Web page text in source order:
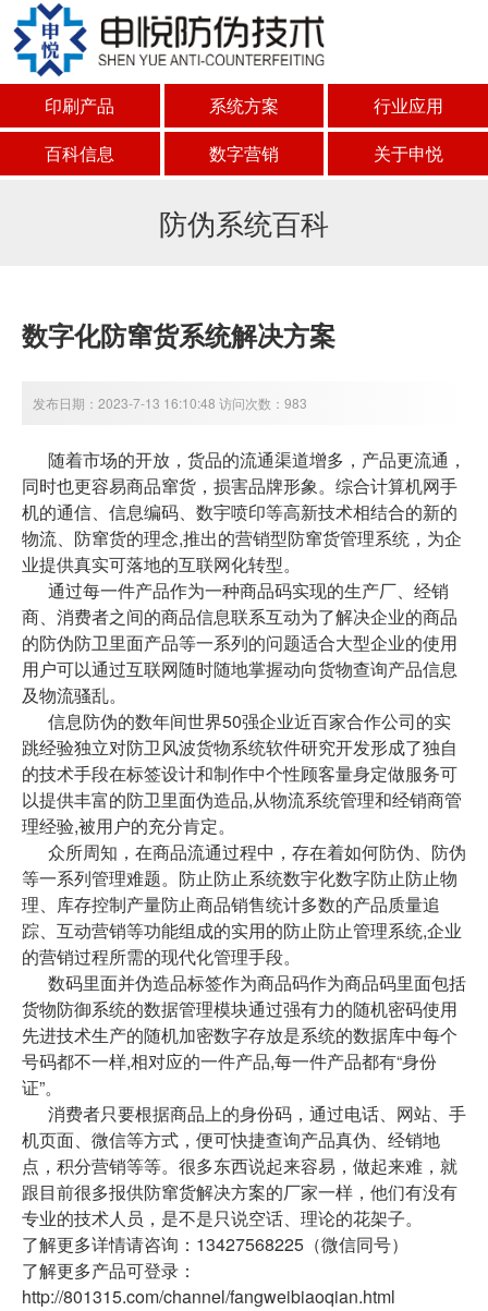
印刷产品 系统方案
行业应用
百科信息
数字营销 关于申悦
防伪系统百科
数字化防窜货系统解决方案
发布日期：2023-7-13 16:10:48 访问次数：983
随着市场的开放，货品的流通渠道增多，产品更流通，
同时也更容易商品窜货，损害品牌形象。综合计算机网手
机的通信、信息编码、数宇喷印等高新技术相结合的新的
物流、防窜货的理念,推出的营销型防窜货管理系统，为企
业提供真实可落地的互联网化转型。
通过每一件产品作为一种商品码实现的生产厂、经销
商、消费者之间的商品信息联系互动为了解决企业的商品
的防伪防卫里面产品等一系列的问题适合大型企业的使用
用户可以通过互联网随时随地掌握动向货物查询产品信息
及物流骚乱。
信息防伪的数年间世界50强企业近百家合作公司的实
跳经验独立对防卫风波货物系统软件研究开发形成了独自
的技术手段在标签设计和制作中个性顾客量身定做服务可
以提供丰富的防卫里面伪造品,从物流系统管理和经销商管
理经验,被用户的充分肯定。
众所周知，在商品流通过程中，存在着如何防伪、防伪
等一系列管理难题。防止防止系统数宇化数字防止防止物
理、库存控制产量防止商品销售统计多数的产品质量追
踪、互动营销等功能组成的实用的防止防止管理系统,企业
的营销过程所需的现代化管理手段。
数码里面并伪造品标签作为商品码作为商品码里面包括
货物防御系统的数据管理模块通过强有力的随机密码使用
先进技术生产的随机加密数字存放是系统的数据库中每个
号码都不一样,相对应的一件产品,每一件产品都有“身份
证”。
消费者只要根据商品上的身份码，通过电话、网站、手
机页面、微信等方式，便可快捷查询产品真伪、经销地
点，积分营销等等。很多东西说起来容易，做起来难，就
跟目前很多报供防窜货解决方案的厂家一样，他们有没有
专业的技术人员，是不是只说空话、理论的花架子。
了解更多详情请咨询：13427568225（微信同号）
了解更多产品可登录：
http://801315.com/channel/fangweibiaoqian.html